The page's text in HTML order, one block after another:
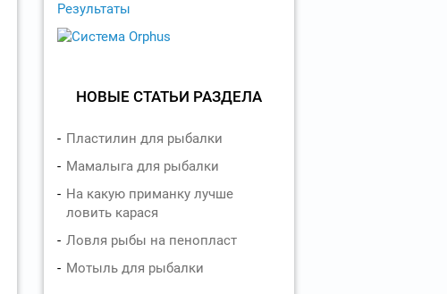
Результаты
НОВЫЕ СТАТЬИ РАЗДЕЛА
Пластилин для рыбалки
Мамалыга для рыбалки
На какую приманку лучше
ловить карася
Ловля рыбы на пенопласт
Мотыль для рыбалки